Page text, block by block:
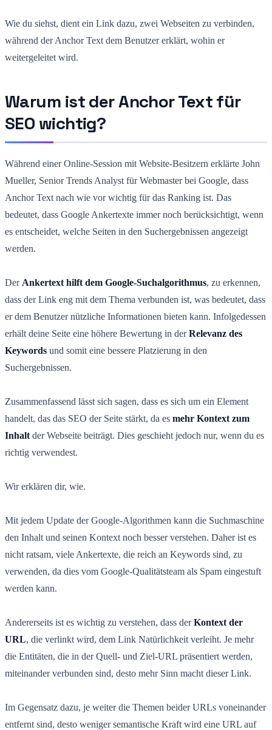
Wie du siehst, dient ein Link dazu, zwei Webseiten zu verbinden,
während der Anchor Text dem Benutzer erklärt, wohin er
weitergeleitet wird.
Warum ist der Anchor Text für
SEO wichtig?
Während einer Online-Session mit Website-Besitzern erklärte John
Mueller, Senior Trends Analyst für Webmaster bei Google, dass
Anchor Text nach wie vor wichtig für das Ranking ist. Das
bedeutet, dass Google Ankertexte immer noch berücksichtigt, wenn
es entscheidet, welche Seiten in den Suchergebnissen angezeigt
werden.
Der Ankertext hilft dem Google-Suchalgorithmus, zu erkennen,
dass der Link eng mit dem Thema verbunden ist, was bedeutet, dass
er dem Benutzer nützliche Informationen bieten kann. Infolgedessen
erhält deine Seite eine höhere Bewertung in derRelevanz des
Keywords und somit eine bessere Platzierung in den
Suchergebnissen.
Zusammenfassend lässt sich sagen, dass es sich um ein Element
handelt, das das SEO der Seite stärkt, da es mehr Kontext zum
Inhalt der Webseite beiträgt. Dies geschieht jedoch nur, wenn du es
richtig verwendest.
Wir erklären dir, wie.
Mit jedem Update der Google-Algorithmen kann die Suchmaschine
den Inhalt und seinen Kontext noch besser verstehen. Daher ist es
nicht ratsam, viele Ankertexte, die reich an Keywords sind, zu
verwenden, da dies vom Google-Qualitätsteam als Spam eingestuft
werden kann.
Andererseits ist es wichtig zu verstehen, dass derKontext der
URL, die verlinkt wird, dem Link Natürlichkeit verleiht. Je mehr
die Entitäten, die in der Quell- und Ziel-URL präsentiert werden,
miteinander verbunden sind, desto mehr Sinn macht dieser Link.
Im Gegensatz dazu, je weiter die Themen beider URLs voneinander
entfernt sind, desto weniger semantische Kraft wird eine URL auf